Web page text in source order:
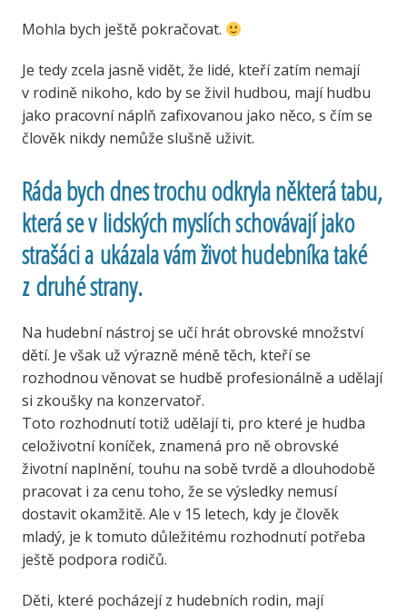
Mohla bych ještě pokračovat.
Je tedy zcela jasně vidět, že lidé, kteří zatím nemají
v rodině nikoho, kdo by se živil hudbou, mají hudbu
jako pracovní náplň zafixovanou jako něco, s čím se
člověk nikdy nemůže slušně uživit.
Ráda bych dnes trochu odkryla některá tabu,
která se v lidských myslích schovávají jako
strašáci a ukázala vám život hudebníka také
z druhé strany.
Na hudební nástroj se učí hrát obrovské množství
dětí. Je však už výrazně méně těch, kteří se
rozhodnou věnovat se hudbě profesionálně a udělají
si zkoušky na konzervatoř.
Toto rozhodnutí totiž udělají ti, pro které je hudba
celoživotní koníček, znamená pro ně obrovské
životní naplnění, touhu na sobě tvrdě a dlouhodobě
pracovat i za cenu toho, že se výsledky nemusí
dostavit okamžitě. Ale v 15 letech, kdy je člověk
mladý, je k tomuto důležitému rozhodnutí potřeba
ještě podpora rodičů.
Děti, které pocházejí z hudebních rodin, mají